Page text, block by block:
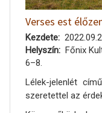
Verses est
Kezdete
Helyszín
Főnix
6–8.
Lélek-jelenlét
szeretettel az